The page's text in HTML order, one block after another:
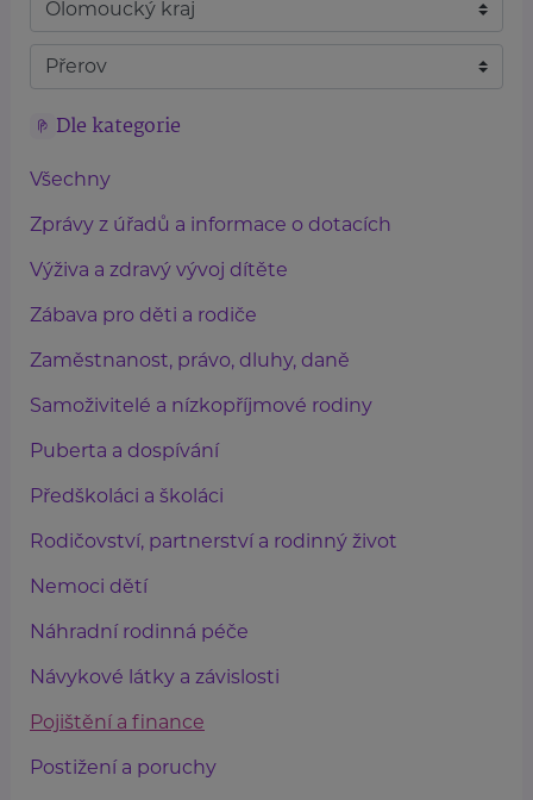
Dle kategorie
Všechny
Zprávy z úřadů a informace o dotacích
Výživa a zdravý vývoj dítěte
Zábava pro děti a rodiče
Zaměstnanost, právo, dluhy, daně
Samoživitelé a nízkopříjmové rodiny
Puberta a dospívání
Předškoláci a školáci
Rodičovství, partnerství a rodinný život
Nemoci dětí
Náhradní rodinná péče
Návykové látky a závislosti
Pojištění a finance
Postižení a poruchy